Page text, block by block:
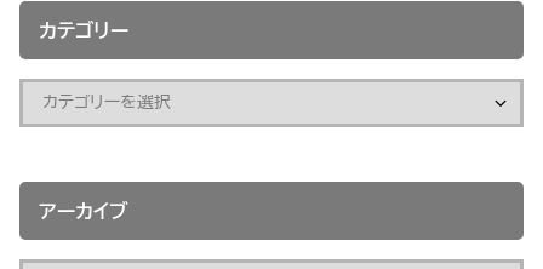
カテゴリー
アーカイブ